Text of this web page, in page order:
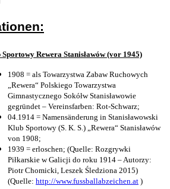
Rewera Stanisławów (vor 1945)
1908 = als Towarzystwa Zabaw Ruchowych
„Rewera“ Polskiego Towarzystwa
Gimnastycznego Sokółw Stanisławowie
gegründet – Vereinsfarben: Rot-Schwarz;
04.1914 = Namensänderung in Stanisławowski
Klub Sportowy (S. K. S.) „Rewera“ Stanisławów
von 1908;
1939 = erloschen; (Quelle: Rozgrywki
Piłkarskie w Galicji do roku 1914 – Autorzy:
Piotr Chomicki, Leszek Śledziona 2015)
(Quelle: http://www.fussballabzeichen.at )